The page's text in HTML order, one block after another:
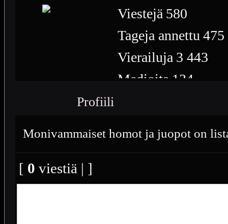
Viestejä 580
Tageja annettu 475
Vierailuja 3 443
Medioita 134
Saavutuksia
Profiili
Monivammaiset homot ja juopot on
[ 0 viestiä | ]